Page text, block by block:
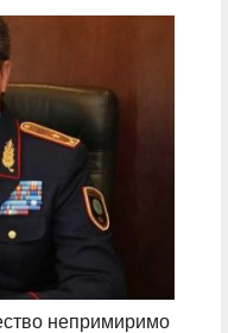
непримиримо